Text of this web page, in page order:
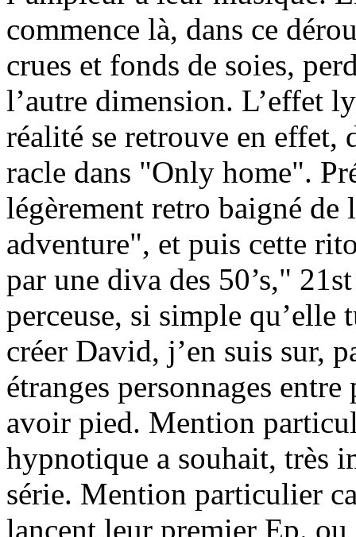
commence là, dans ce
crues et fonds de soies,
l’autre dimension. L’effet
réalité se retrouve en effet,
racle dans "Only home".
légèrement retro baigné de
adventure", et puis cette
par une diva des 50’s,"
perceuse, si simple
créer David, j’en suis sur,
étranges personnages
avoir pied. Mention
hypnotique a souhait, très
série. Mention particulier
lancent leur premier Ep. ou